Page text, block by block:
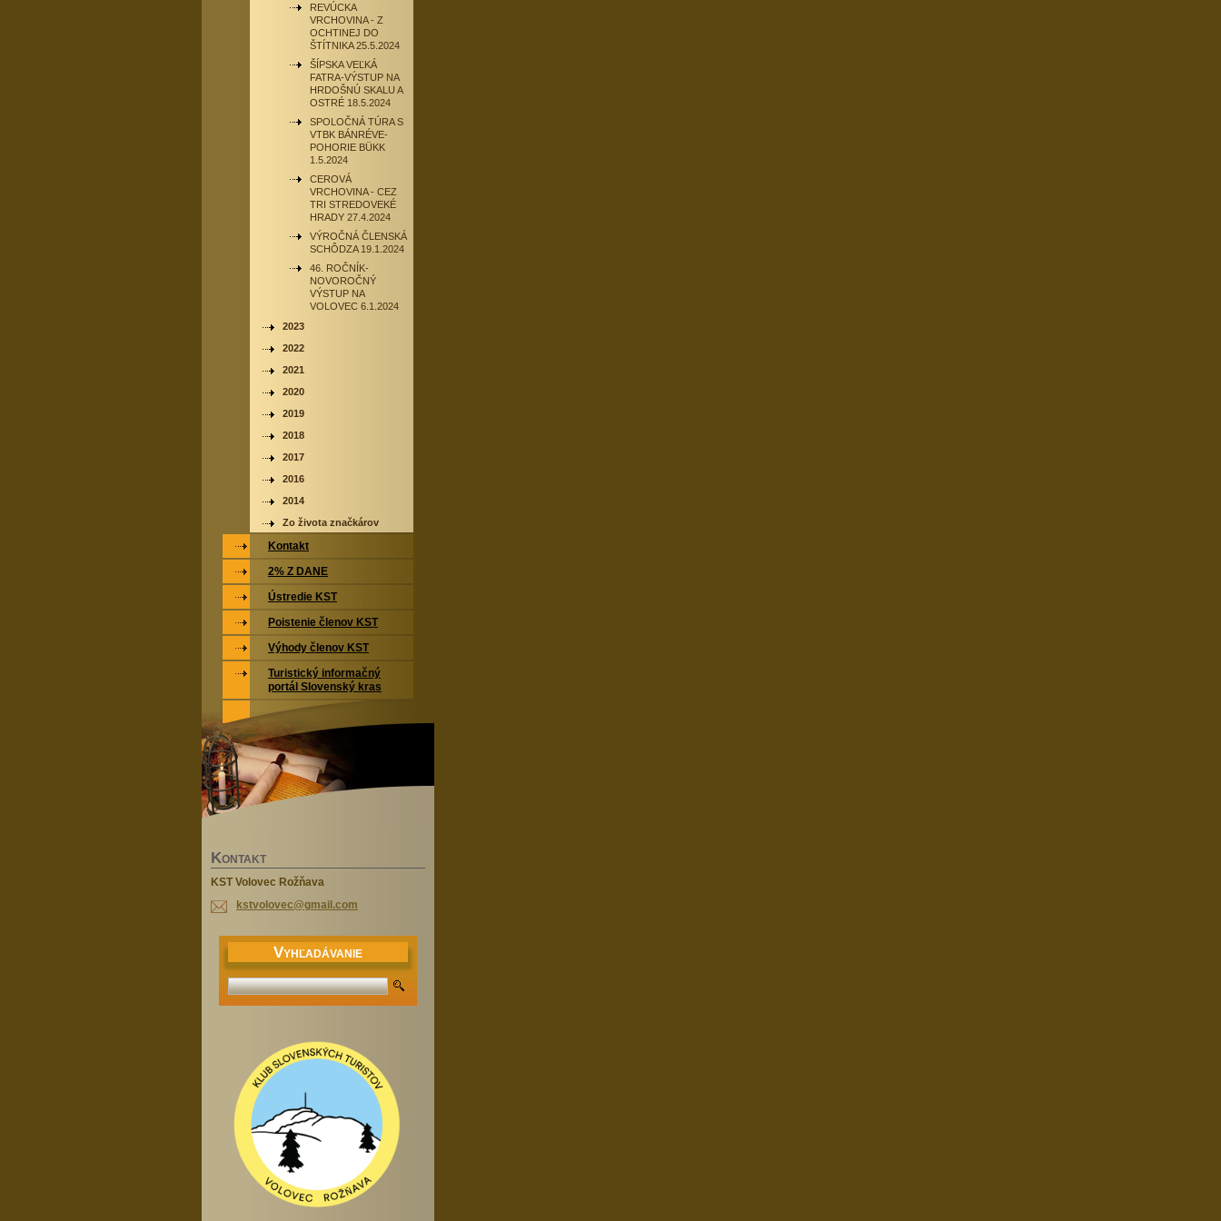
REVÚCKA
VRCHOVINA - Z
OCHTINEJ DO
ŠTÍTNIKA 25.5.2024
ŠÍPSKA VEĽKÁ
FATRA-VÝSTUP NA
HRDOŠNÚ SKALU A
OSTRÉ 18.5.2024
SPOLOČNÁ TÚRA S
VTBK BÁNRÉVE-
POHORIE BÜKK
1.5.2024
CEROVÁ
VRCHOVINA - CEZ
TRI STREDOVEKÉ
HRADY 27.4.2024
VÝROČNÁ ČLENSKÁ
SCHÔDZA 19.1.2024
46. ROČNÍK-
NOVOROČNÝ
VÝSTUP NA
VOLOVEC 6.1.2024
2023
2022
2021
2020
2019
2018
2017
2016
2014
Zo života značkárov
Kontakt
2% Z DANE
Ústredie KST
Poistenie členov KST
Výhody členov KST
Turistický informačný
portál Slovenský kras
KONTAKT
KST Volovec Rožňava
kstvolovec@gmail .com
VYHĽADÁVANIE